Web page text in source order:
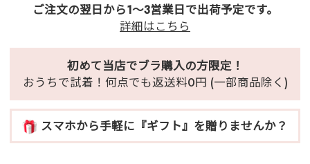
ご注文の翌日から1～3営業日で出荷予定です。
詳細はこちら
初めて当店でブラ購入の方限定！
おうちで試着！何点でも返送料0円 (一部商品除く)
スマホから手軽に『ギフト』を贈りませんか？